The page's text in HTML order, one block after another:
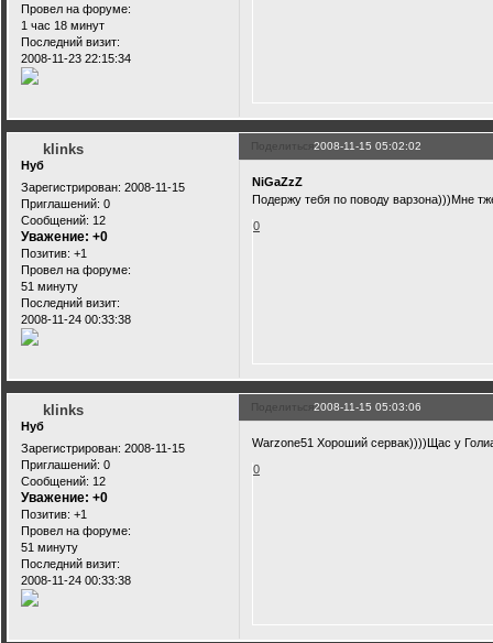
Провел на форуме:
1 час 18 минут
Последний визит:
2008-11-23 22:15:34
Поделиться2008-11-15 05:02:02
klinks
Нуб
Зарегистрирован: 2008-11-15
Приглашений: 0
Сообщений: 12
Уважение: +0
Позитив: +1
Провел на форуме:
51 минуту
Последний визит:
2008-11-24 00:33:38
NiGaZzZ
Подержу тебя по поводу варзона)))Мне
0
Поделиться2008-11-15 05:03:06
klinks
Нуб
Зарегистрирован: 2008-11-15
Приглашений: 0
Сообщений: 12
Уважение: +0
Позитив: +1
Провел на форуме:
51 минуту
Последний визит:
2008-11-24 00:33:38
Warzone51 Хороший сервак))))Щас у
0